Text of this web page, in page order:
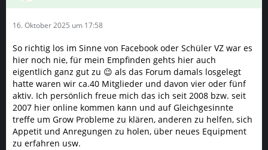
16. Oktober 2025 um 17:58
So richtig los im Sinne von Facebook oder Schüler VZ war es
hier noch nie, für mein Empfinden gehts hier auch
eigentlich ganz gut zu 😉 als das Forum damals losgelegt
hatte waren wir ca.40 Mitglieder und davon vier oder fünf
aktiv. Ich persönlich freue mich das ich seit 2008 bzw. seit
2007 hier online kommen kann und auf Gleichgesinnte
treffe um Grow Probleme zu klären, anderen zu helfen, sich
Appetit und Anregungen zu holen, über neues Equipment
zu erfahren usw.